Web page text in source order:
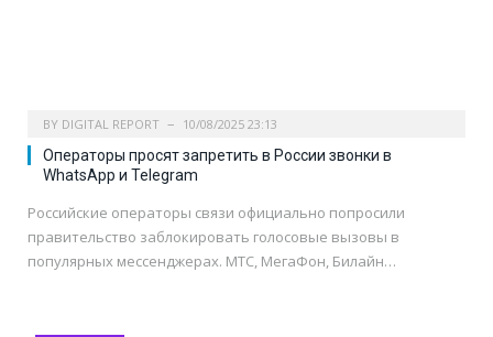
BY DIGITAL REPORT 10/08/2025 23:13
Операторы просят запретить в России звонки в
WhatsApp и Telegram
Российские операторы связи официально попросили
правительство заблокировать голосовые вызовы в
популярных мессенджерах. МТС, МегаФон, Билайн…